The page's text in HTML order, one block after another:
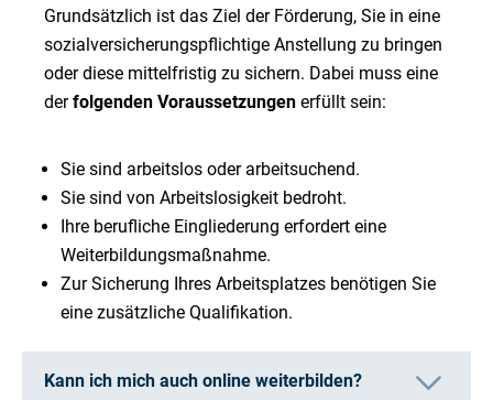
Grundsätzlich ist das Ziel der Förderung, Sie in eine
sozialversicherungspflichtige Anstellung zu bringen
oder diese mittelfristig zu sichern. Dabei muss eine
derfolgenden Voraussetzungen erfüllt sein:
Sie sind arbeitslos oder arbeitsuchend.
Sie sind von Arbeitslosigkeit bedroht.
Ihre berufliche Eingliederung erfordert eine
Weiterbildungsmaßnahme.
Zur Sicherung Ihres Arbeitsplatzes benötigen Sie
eine zusätzliche Qualifikation.
Kann ich mich auch online weiterbilden?